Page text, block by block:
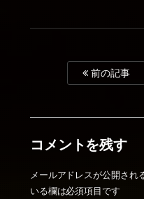
前の記事
コメントを残す
メールアドレスが公開され
いる欄は必須項目です